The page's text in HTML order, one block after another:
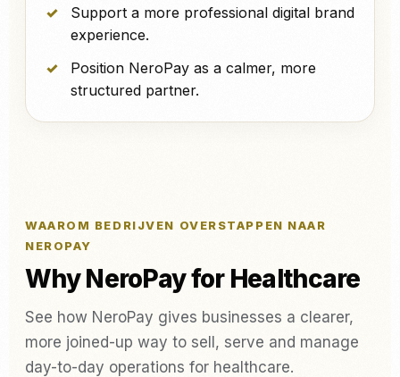
Support a more professional digital brand
experience.
Position NeroPay as a calmer, more
structured partner.
WAAROM BEDRIJVEN OVERSTAPPEN NAAR
NEROPAY
Why NeroPay for Healthcare
See how NeroPay gives businesses a clearer,
more joined-up way to sell, serve and manage
day-to-day operations for healthcare.